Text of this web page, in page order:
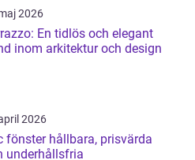
2026
En tidlös och elegant
inom arkitektur och design
2026
hållbara, prisvärda
underhållsfria